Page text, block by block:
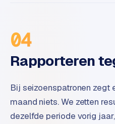
04
Rapporteren
Bij seizoenspatronen zegt
maand niets. We zetten
dezelfde periode vorig